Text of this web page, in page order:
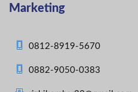
Marketing
0812-8919-5670
0882-9050-0383